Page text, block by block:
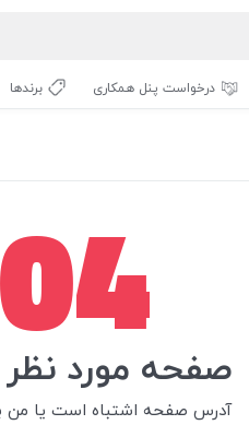
درخواست پنل همکاری برندها
صفحه مورد
آدرس صفحه اشتباه است یا من